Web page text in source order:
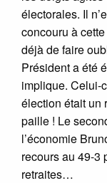
électorales. Il
concouru à
déjà de faire
Président a été
implique. Celui-
élection était un
paille ! Le
l’économie
recours au 49-3
retraites…